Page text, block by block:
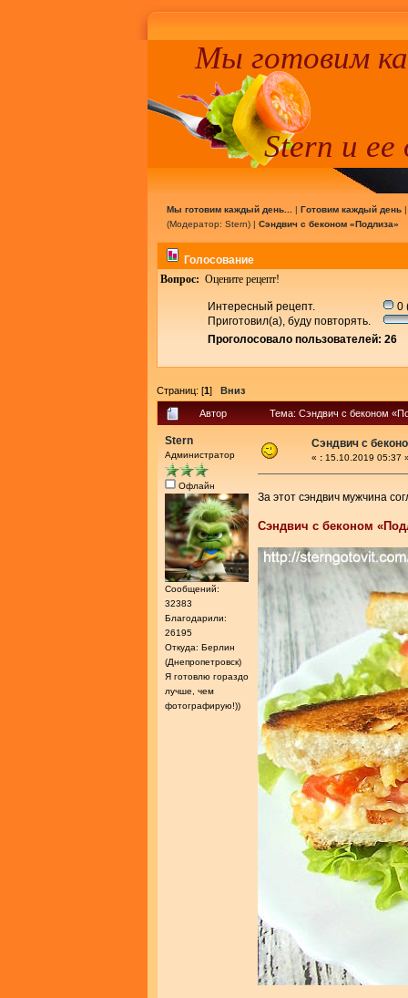
Мы готовим
Stern и ее
Мы готовим каждый день... | Готовим каждый день
(Модератор: Stern) | Сэндвич с беконом «Подлиза»
Голосование
Вопрос: Оцените рецепт!
Интересный рецепт.
0
Приготовил(а), буду повторять.
Проголосовало пользователей: 26
Страниц: [1] Вниз
Автор Тема: Сэндвич с беконом
Stern
Администратор
Офлайн
Сообщений:
32383
Благодарили:
26195
Откуда: Берлин
(Днепропетровск)
Я готовлю гораздо
лучше, чем
фотографирую!))
Сэндвич с
« : 15.10.2019 05:37
За этот сэндвич мужчина
Сэндвич с беконом